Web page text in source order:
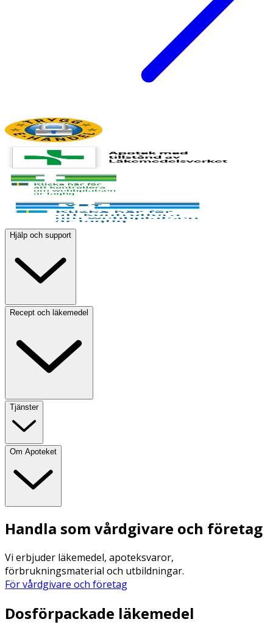
Hjälp och support
Recept och läkemedel
Tjänster
Om Apoteket
Handla som vårdgivare och företag
Vi erbjuder läkemedel, apoteksvaror,
förbrukningsmaterial och utbildningar.
För vårdgivare och företag
Dosförpackade läkemedel